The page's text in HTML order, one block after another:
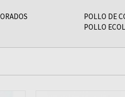
POLLO DE
POLLO